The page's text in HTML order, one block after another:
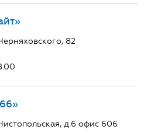
82
д.6 офис 606